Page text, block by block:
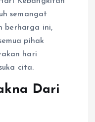
semangat
berharga ini,
pihak
hari
cita.
Dari